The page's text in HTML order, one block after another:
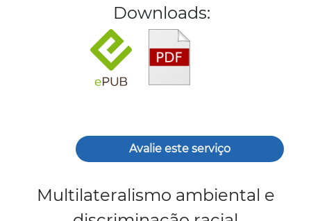
Downloads:
Avalie este serviço
Multilateralismo ambiental e